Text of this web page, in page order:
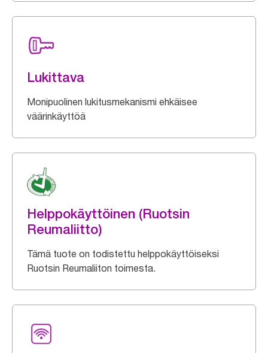
Lukittava
Monipuolinen lukitusmekanismi ehkäisee
väärinkäyttöä
Helppokäyttöinen (Ruotsin
Reumaliitto)
Tämä tuote on todistettu helppokäyttöiseksi
Ruotsin Reumaliiton toimesta.